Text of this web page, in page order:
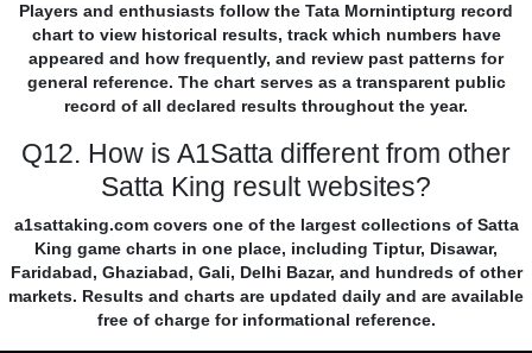
Players and enthusiasts follow the Tata Mornintipturg record
chart to view historical results, track which numbers have
appeared and how frequently, and review past patterns for
general reference. The chart serves as a transparent public
record of all declared results throughout the year.
Q12. How is A1Satta different from other
Satta King result websites?
a1sattaking.com covers one of the largest collections of Satta
King game charts in one place, including Tiptur, Disawar,
Faridabad, Ghaziabad, Gali, Delhi Bazar, and hundreds of other
markets. Results and charts are updated daily and are available
free of charge for informational reference.